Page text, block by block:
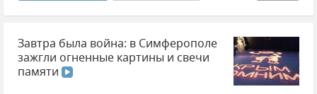
Новости СВО Ветераны СВО Общество
Владислав Сергиенко Запорожская область
Сергей Пшеничных
Завтра была война: в Симферополе
зажгли огненные картины и свечи
памяти